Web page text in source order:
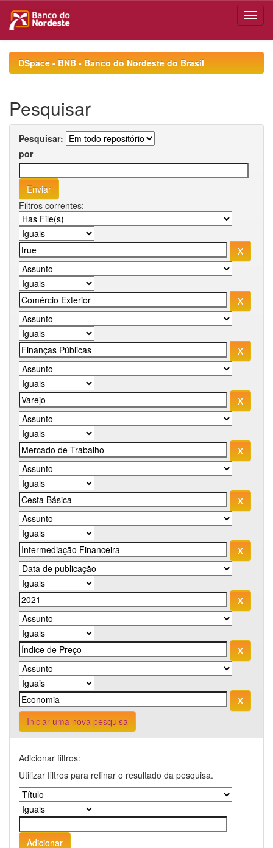
navigationDSpace - BNB - Banco do Nordeste do Brasil
Pesquisar
Pesquisar:
por
Filtros correntes:
Iniciar uma nova pesquisa
Adicionar filtros:
Utilizar filtros para refinar o resultado da pesquisa.